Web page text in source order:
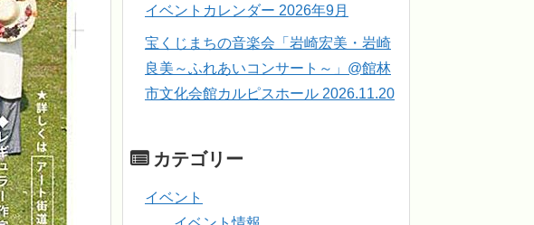
イベントカレンダー 2026年9月
宝くじまちの音楽会「岩崎宏美・岩崎
良美～ふれあいコンサート～」@館林
市文化会館カルピスホール 2026.11.20
カテゴリー
イベント